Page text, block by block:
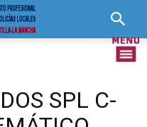
SPL C-